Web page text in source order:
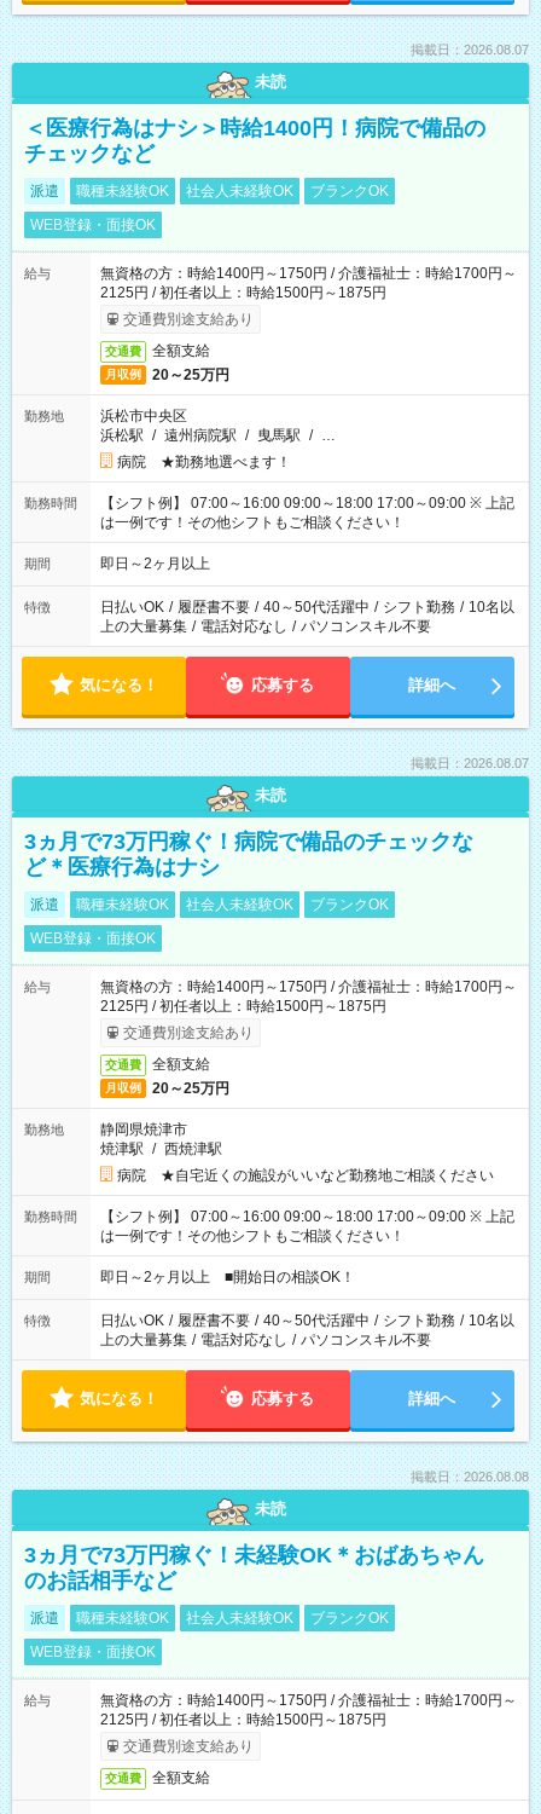
掲載日：2026.08.07
未読
＜医療行為はナシ＞時給1400円！病院で備品の
チェックなど
派遣 職種未経験OK 社会人未経験OK
ブランクOK
WEB登録・面接OK
給与
無資格の方：時給1400円～1750円 / 介護福祉士：時給1700円～
2125円 / 初任者以上：時給1500円～1875円
交通費別途支給あり
交通費 全額支給
月収例 20～25万円
勤務地
浜松市中央区
浜松駅 / 遠州病院駅 / 曳馬駅 / …
病院 ★勤務地選べます！
勤務時間
【シフト例】 07:00～16:00 09:00～18:00 17:00～09:00 ※ 上記
は一例です！その他シフトもご相談ください！
期間 即日～2ヶ月以上
特徴 日払いOK / 履歴書不要 / 40～50代活躍中 / シフト勤務 / 10名以
上の大量募集 / 電話対応なし / パソコンスキル不要
気になる！ 応募する 詳細へ
掲載日：2026.08.07
未読
3ヵ月で73万円稼ぐ！病院で備品のチェックな
ど＊医療行為はナシ
派遣 職種未経験OK 社会人未経験OK
ブランクOK
WEB登録・面接OK
給与
無資格の方：時給1400円～1750円 / 介護福祉士：時給1700円～
2125円 / 初任者以上：時給1500円～1875円
交通費別途支給あり
交通費 全額支給
月収例 20～25万円
勤務地
静岡県焼津市
焼津駅 / 西焼津駅
病院 ★自宅近くの施設がいいなど勤務地ご相談ください
勤務時間
【シフト例】 07:00～16:00 09:00～18:00 17:00～09:00 ※ 上記
は一例です！その他シフトもご相談ください！
期間 即日～2ヶ月以上 ■開始日の相談OK！
特徴 日払いOK / 履歴書不要 / 40～50代活躍中 / シフト勤務 / 10名以
上の大量募集 / 電話対応なし / パソコンスキル不要
気になる！ 応募する 詳細へ
掲載日：2026.08.08
未読
3ヵ月で73万円稼ぐ！未経験OK＊おばあちゃん
のお話相手など
派遣 職種未経験OK 社会人未経験OK
ブランクOK
WEB登録・面接OK
給与
無資格の方：時給1400円～1750円 / 介護福祉士：時給1700円～
2125円 / 初任者以上：時給1500円～1875円
交通費別途支給あり
交通費 全額支給